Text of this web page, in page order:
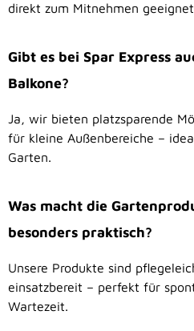
direkt zum Mitnehmen
Gibt es bei Spar Express
Balkone?
Ja, wir bieten platzsparende
für kleine Außenbereiche –
Garten.
Was macht die
besonders praktisch?
Unsere Produkte sind
einsatzbereit – perfekt für
Wartezeit.